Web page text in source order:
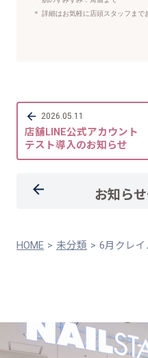
＊ 詳細はお気軽に店頭スタッフまで
2026.05.11
店舗LINE公式アカウント
テスト導入のお知らせ
お知ら
HOME 未分類 6月クレ